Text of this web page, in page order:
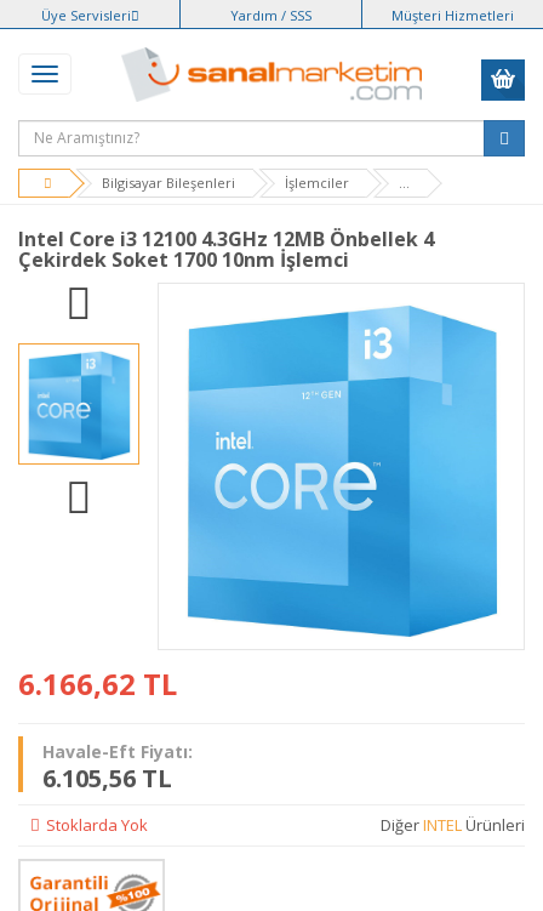
Üye Servisleri Yardım / SSS Müşteri Hizmetleri
Bilgisayar Bileşenleri İşlemciler
Intel Core i3 12100 4.3GHz 12MB Önbellek 4
Çekirdek Soket 1700 10nm İşlemci
6.166,62 TL
Havale-Eft Fiyatı:
6.105,56 TL
Stoklarda Yok DiğerINTELÜrünleri